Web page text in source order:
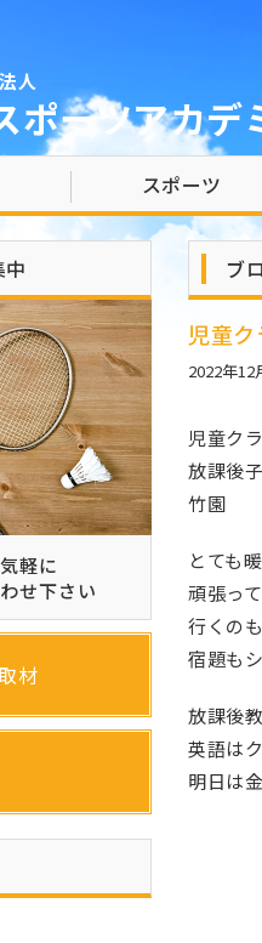
人
ポーツアカデ
スポーツ
ブ
児童
2022年12
児童ク
放課後
竹園
とても
頑張っ
行くの
宿題も
放課後
英語は
明日は
軽に
せ下さい
材